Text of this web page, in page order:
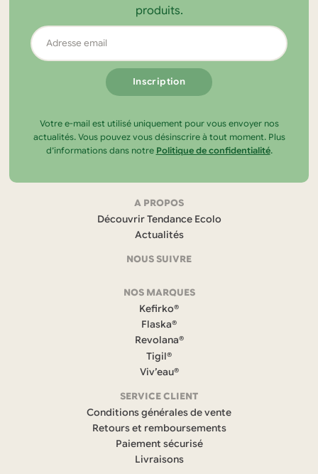
produits.
Adresse
email
Votre e-mail est utilisé uniquement pour vous envoyer nos
actualités. Vous pouvez vous désinscrire à tout moment. Plus
d’informations dans notre Politique de confidentialité.
coordonnées
A PROPOS
Découvrir Tendance Ecolo
Actualités
NOUS SUIVRE
a
c
e
b
o
o
k
s
o
u
v
r
NOS MARQUES
Kefirko®
Flaska®
Revolana®
Tigil®
Viv’eau®
SERVICE CLIENT
Conditions générales de vente
Retours et remboursements
Paiement sécurisé
Livraisons